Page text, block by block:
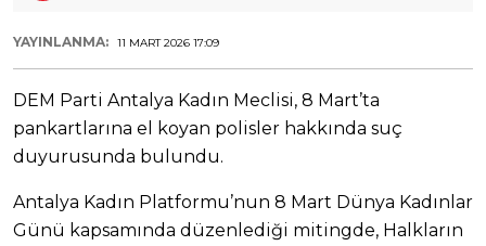
YAYINLANMA: 11 MART 2026 17:09
DEM Parti Antalya Kadın Meclisi, 8 Mart’ta
pankartlarına el koyan polisler hakkında suç
duyurusunda bulundu.
Antalya Kadın Platformu’nun 8 Mart Dünya Kadınlar
Günü kapsamında düzenlediği mitingde, Halkların